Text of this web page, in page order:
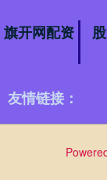
旗开网配资
友情链接：